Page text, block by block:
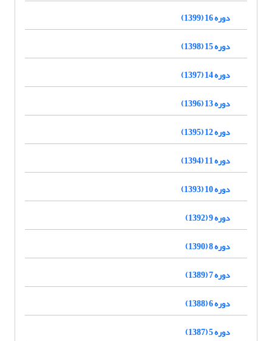
دوره 16 (1399)
دوره 15 (1398)
دوره 14 (1397)
دوره 13 (1396)
دوره 12 (1395)
دوره 11 (1394)
دوره 10 (1393)
دوره 9 (1392)
دوره 8 (1390)
دوره 7 (1389)
دوره 6 (1388)
دوره 5 (1387)